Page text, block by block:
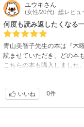
ユウキさん
(女性/20代) 総レビュ
何度も読み返したくなる
青山美智子先生の本は『木
読ませていただき、どの本
こちらの本も購入しました。
こちらの本も優しく心温ま
す。 いいね 0件